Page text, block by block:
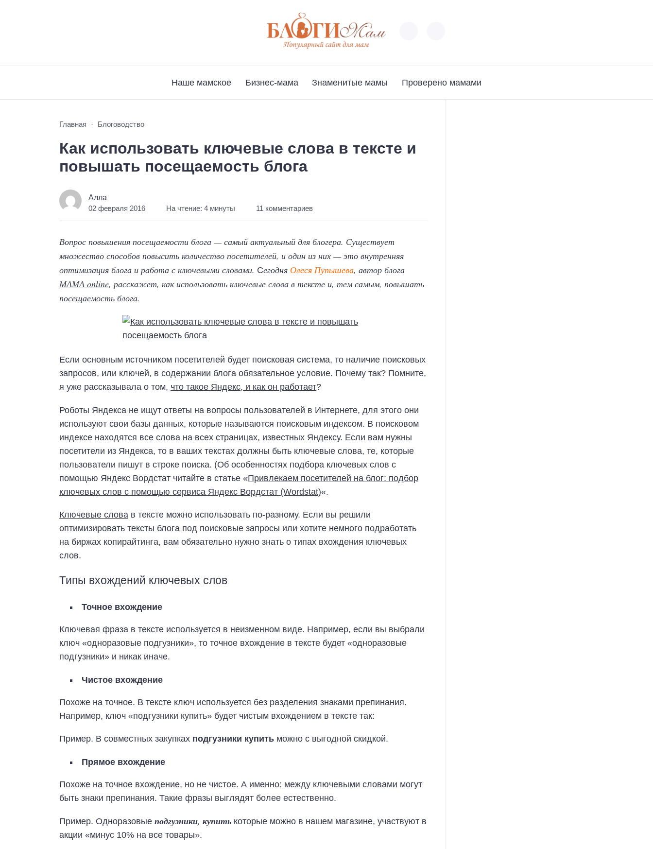
Наше мамское Бизнес-мама Знаменитые мамы Проверено мамами
Главная Блоговодство
Как использовать ключевые слова в тексте и
повышать посещаемость блога
Алла
02 февраля 2016 На чтение: 4 минуты 11 комментариев
Вопрос повышения посещаемости блога — самый актуальный для блогера. Существует
множество способов повысить количество посетителей, и один из них — это внутренняя
оптимизация блога и работа с ключевыми словами. Cегодня Олеся Пупышева, автор блога
МАМА online, расскажет, как использовать ключевые слова в тексте и, тем самым, повышать
посещаемость блога.
Если основным источником посетителей будет поисковая система, то наличие поисковых
запросов, или ключей, в содержании блога обязательное условие. Почему так? Помните,
я уже рассказывала о том, что такое Яндекс, и как он работает?
Роботы Яндекса не ищут ответы на вопросы пользователей в Интернете, для этого они
используют свои базы данных, которые называются поисковым индексом. В поисковом
индексе находятся все слова на всех страницах, известных Яндексу. Если вам нужны
посетители из Яндекса, то в ваших текстах должны быть ключевые слова, те, которые
пользователи пишут в строке поиска. (Об особенностях подбора ключевых слов с
помощью Яндекс Вордстат читайте в статье «Привлекаем посетителей на блог: подбор
ключевых слов с помощью сервиса Яндекс Вордстат (Wordstat)«.
Ключевые слова в тексте можно использовать по-разному. Если вы решили
оптимизировать тексты блога под поисковые запросы или хотите немного подработать
на биржах копирайтинга, вам обязательно нужно знать о типах вхождения ключевых
слов.
Типы вхождений ключевых слов
Точное вхождение
Ключевая фраза в тексте используется в неизменном виде. Например, если вы выбрали
ключ «одноразовые подгузники», то точное вхождение в тексте будет «одноразовые
подгузники» и никак иначе.
Чистое вхождение
Похоже на точное. В тексте ключ используется без разделения знаками препинания.
Например, ключ «подгузники купить» будет чистым вхождением в тексте так:
Пример. В совместных закупках подгузники купить можно с выгодной скидкой.
Прямое вхождение
Похоже на точное вхождение, но не чистое. А именно: между ключевыми словами могут
быть знаки препинания. Такие фразы выглядят более естественно.
Пример. Одноразовые подгузники, купить которые можно в нашем магазине, участвуют в
акции «минус 10% на все товары».